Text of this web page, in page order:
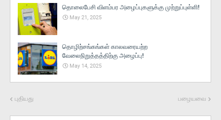
தொலைபேசி விளம்பர அழைப்புகளுக்கு முற்றுப்புள்ளி!
May 21, 2025
தொழிற்சங்கங்கள் காலவரையற்ற
வேலைநிறுத்தத்திற்கு அழைப்பு!
May 14, 2025
புதியது பழையவை